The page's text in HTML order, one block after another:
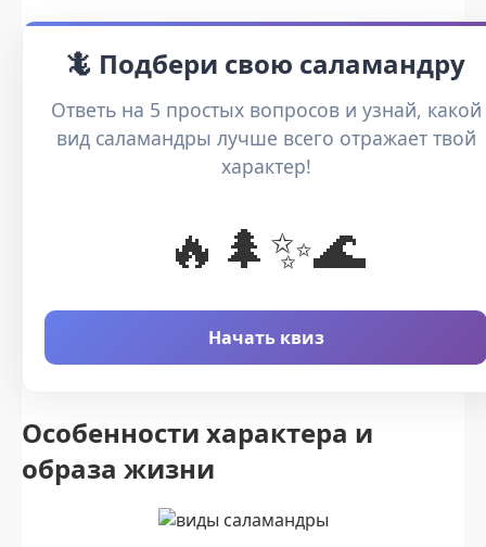
🦎 Подбери свою саламандру
Ответь на 5 простых вопросов и узнай, какой
вид саламандры лучше всего отражает твой
характер!
🔥🌲️✨🌊
Начать квиз
Особенности характера и
образа жизни